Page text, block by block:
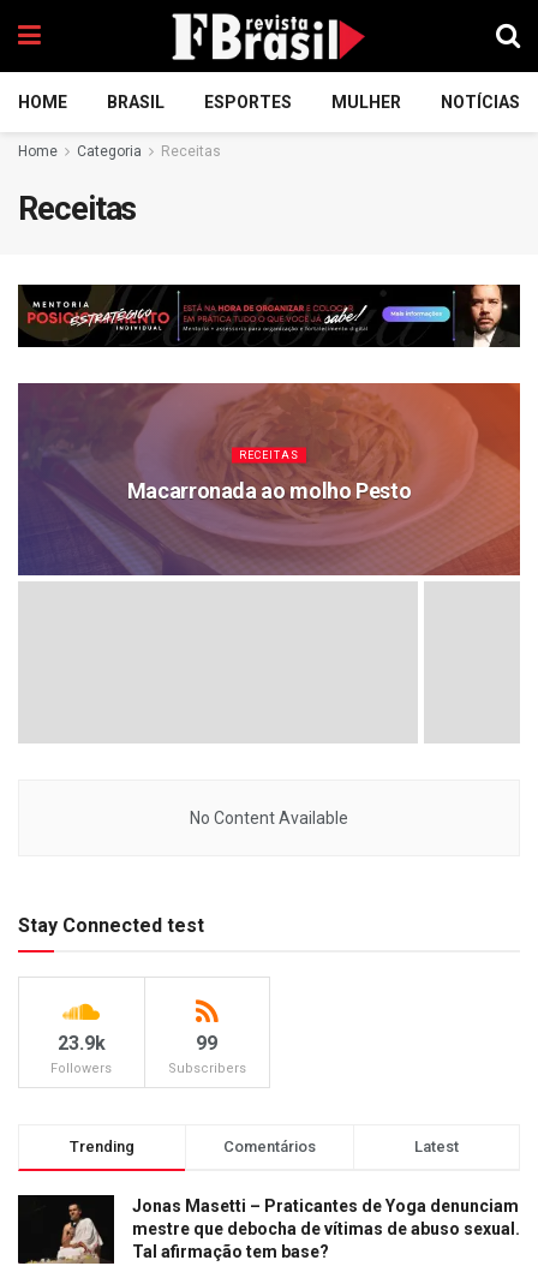
HOME BRASIL ESPORTES MULHER NOTÍCIAS
Home Categoria Receitas
Receitas
RECEITAS
Macarronada ao molho Pesto
No Content Available
Stay Connected test
23.9k
Followers
99
Subscribers
Trending Comentários Latest
Jonas Masetti – Praticantes de Yoga denunciam
mestre que debocha de vítimas de abuso sexual.
Tal afirmação tem base?